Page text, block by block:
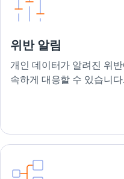
위반 알림
개인 데이터가 알려진 위
속하게 대응할 수 있습니다.